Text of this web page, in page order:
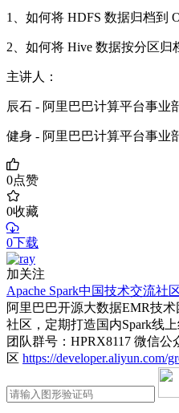
1、如何将 HDFS 数据归档到
2、如何将 Hive 数据按分区归
主讲人：
辰石 - 阿里巴巴计算平台事业
健身 - 阿里巴巴计算平台事业
0点赞
0收藏
0下载
加关注
Apache Spark中国技术交流社
阿里巴巴开源大数据EMR技术
社区，定期打造国内Spark线
团队群号：HPRX8117 微信公
区 https://developer.aliyun.com/